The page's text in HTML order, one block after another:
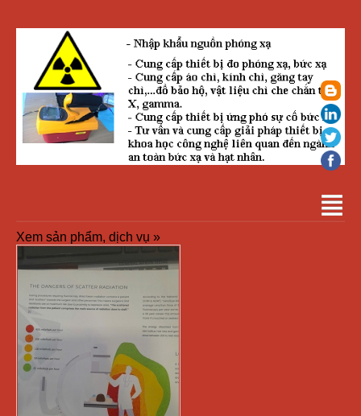
Xem sản phẩm, dịch vụ »